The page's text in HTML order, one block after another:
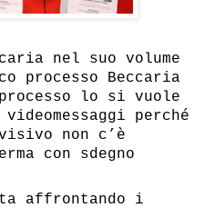
nel suo volume
processo Beccaria
lo si vuole
perché
non c’è
con sdegno
affrontando i